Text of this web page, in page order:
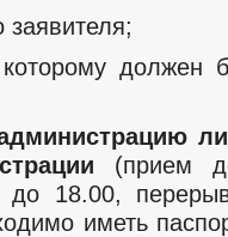
должен
(прием
до 18.00,
иметь